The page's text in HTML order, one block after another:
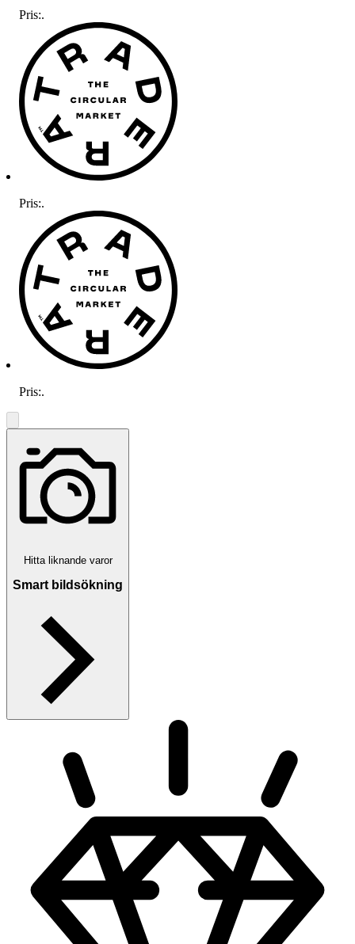
Pris:.
Pris:.
Pris:.
Hitta liknande varor
Smart bildsökning